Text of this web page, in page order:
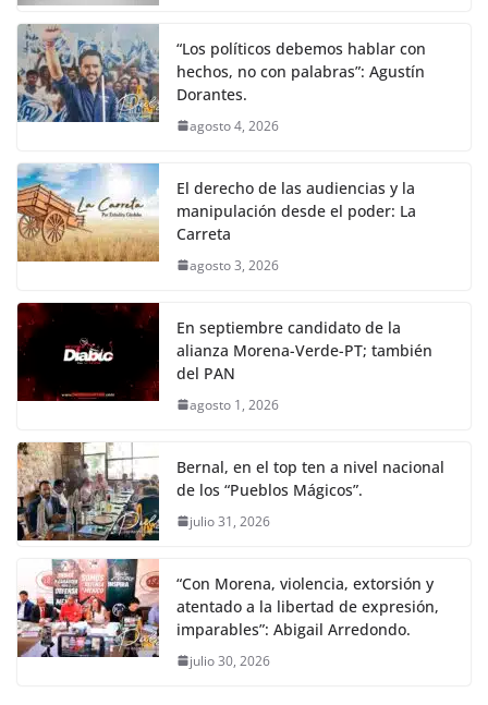
“Los políticos debemos hablar con
hechos, no con palabras”: Agustín
Dorantes.
agosto 4, 2026
El derecho de las audiencias y la
manipulación desde el poder: La
Carreta
agosto 3, 2026
En septiembre candidato de la
alianza Morena-Verde-PT; también
del PAN
agosto 1, 2026
Bernal, en el top ten a nivel nacional
de los “Pueblos Mágicos”.
julio 31, 2026
“Con Morena, violencia, extorsión y
atentado a la libertad de expresión,
imparables”: Abigail Arredondo.
julio 30, 2026